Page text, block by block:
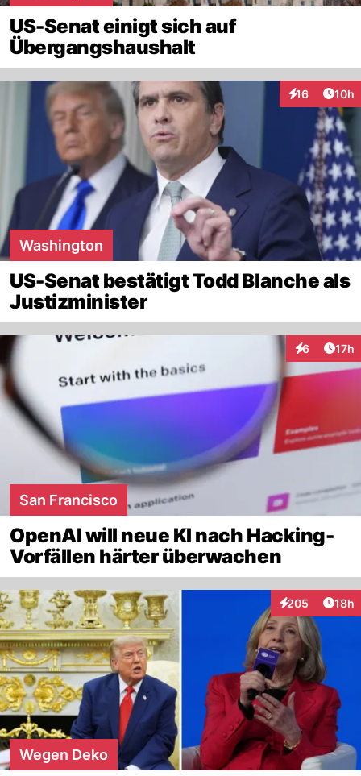
US-Senat einigt sich auf
Übergangshaushalt
16
Interaktionen
10h
Washington
US-Senat bestätigt Todd Blanche als
Justizminister
6 17h
San Francisco
OpenAI will neue KI nach Hacking-
Vorfällen härter überwachen
205
Interaktionen
18h
Wegen Deko